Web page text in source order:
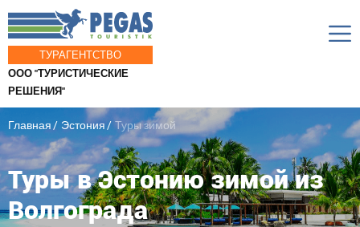
ТУРАГЕНТСТВО
ООО "ТУРИСТИЧЕСКИЕ
РЕШЕНИЯ"
Главная Эстония Туры зимой
Туры в Эстонию зимой из
Волгограда